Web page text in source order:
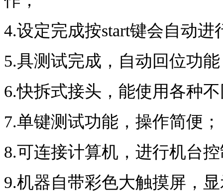
4.设定完成按start键会自动进
5.具测试完成，自动回位功
6.快拆式接头，能使用各种
7.单键测试功能，操作简便；
8.可连接计算机，进行机台
9.机器自带彩色大触摸屏，